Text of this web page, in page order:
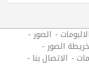
الالبومات الصور
خريطة الصور
الاتصال بنا